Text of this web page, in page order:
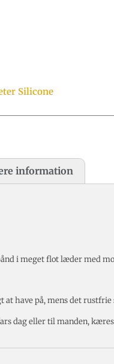
Silicone
information
i meget flot læder med
at have på, mens det
dag eller til manden,